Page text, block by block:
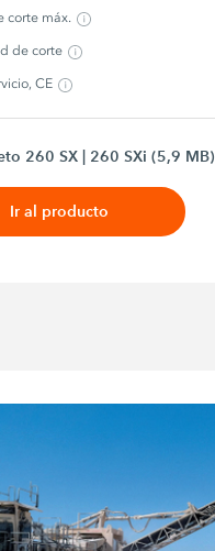
corte máx.
de corte
CE
260 SX | 260 SXi (5,9 MB)
Ir al producto